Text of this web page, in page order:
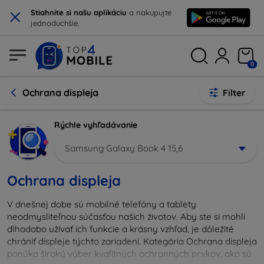
× Stiahnite si našu aplikáciu a nakupujte
jednoduchšie.
0
Ochrana displeja Filter
Rýchle vyhľadávanie
Samsung Galaxy Book 4 15,6
Ochrana displeja
V dnešnej dobe sú mobilné telefóny a tablety
neodmysliteľnou súčasťou našich životov. Aby ste si mohli
dlhodobo užívať ich funkcie a krásny vzhľad, je dôležité
chrániť displeje týchto zariadení. Kategória Ochrana displeja
ponúka široký výber kvalitných ochranných prvkov, ako sú